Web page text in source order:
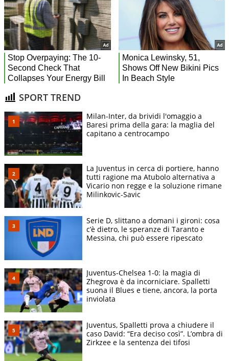
SPORT TREND
Milan-Inter, da brividi l'omaggio a
Baresi prima della gara: la maglia del
capitano a centrocampo
La Juventus in cerca di portiere, hanno
tutti ragione ma Atubolo alternativa a
Vicario non regge e la soluzione rimane
Milinkovic-Savic
Serie D, slittano a domani i gironi: cosa
c’è dietro, le speranze di Taranto e
Messina, chi può essere ripescato
Juventus-Chelsea 1-0: la magia di
Zhegrova è da incorniciare. Spalletti
suona il Blues e tiene, ancora, la porta
inviolata
Juventus, Spalletti prova a chiudere il
caso David: “Era deciso così”. L’ombra di
Zirkzee e la sentenza dei tifosi